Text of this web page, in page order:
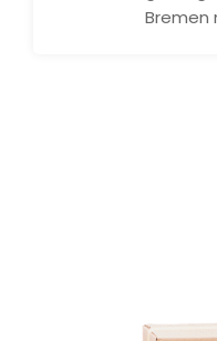
Bremen